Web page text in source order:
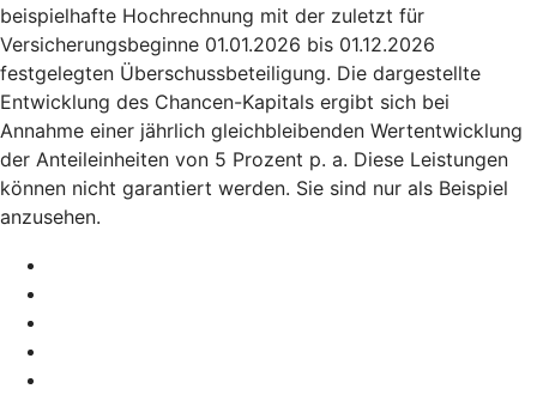
beispielhafte Hochrechnung mit der zuletzt für
Versicherungsbeginne 01.01.2026 bis 01.12.2026
festgelegten Überschussbeteiligung. Die dargestellte
Entwicklung des Chancen-Kapitals ergibt sich bei
Annahme einer jährlich gleichbleibenden Wertentwicklung
der Anteileinheiten von 5 Prozent p. a. Diese Leistungen
können nicht garantiert werden. Sie sind nur als Beispiel
anzusehen.